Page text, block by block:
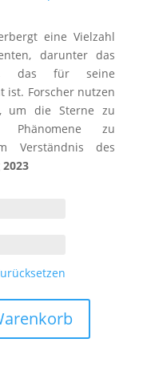
eine Vielzahl
darunter das
das für seine
ist. Forscher nutzen
um die Sterne zu
Phänomene zu
Verständnis des